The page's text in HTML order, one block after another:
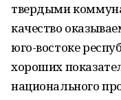
твердыми
качество
юго-востоке
хороших
национального